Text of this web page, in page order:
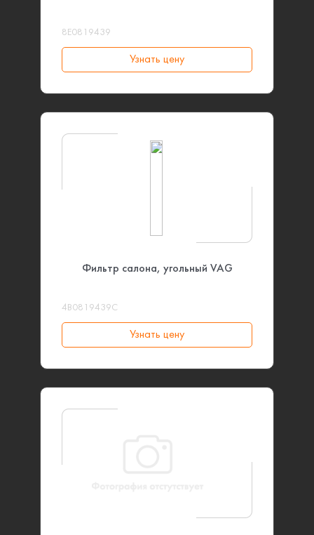
8E0819439
Узнать цену
Фильтр салона, угольный VAG
4B0819439C
Узнать цену